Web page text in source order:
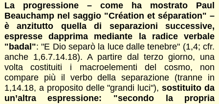
La progressione – come ha mostrato Paul
Beauchamp nel saggio "Création et séparation" –
è anzitutto quella di separazioni successive,
espresse dapprima mediante la radice verbale
"badal": "E Dio separò la luce dalle tenebre" (1,4; cfr.
anche 1,6.7.14.18). A partire dal terzo giorno, una
volta costituiti i macroelementi del cosmo, non
compare più il verbo della separazione (tranne in
1,14.18, a proposito delle "grandi luci"),sostituito da
un’altra espressione: "secondo la propria